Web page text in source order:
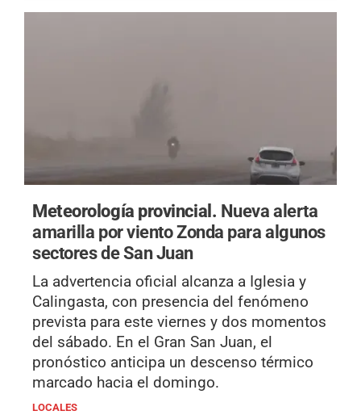
Meteorología provincial. Nueva alerta
amarilla por viento Zonda para algunos
sectores de San Juan
La advertencia oficial alcanza a Iglesia y
Calingasta, con presencia del fenómeno
prevista para este viernes y dos momentos
del sábado. En el Gran San Juan, el
pronóstico anticipa un descenso térmico
marcado hacia el domingo.
LOCALES